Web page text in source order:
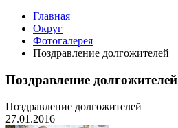
Главная
Округ
Фотогалерея
Поздравление долгожителей
Поздравление долгожителей
Поздравление долгожителей
27.01.2016